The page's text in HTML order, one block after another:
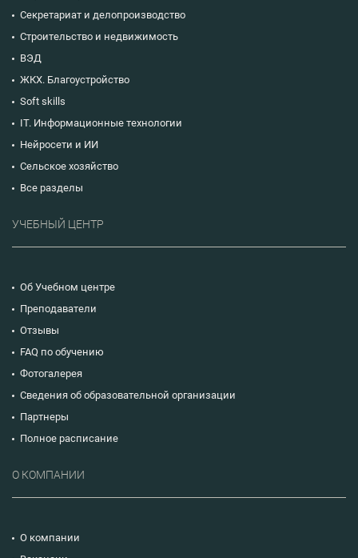
Секретариат и делопроизводство
Строительство и недвижимость
ВЭД
ЖКХ. Благоустройство
Soft skills
IT. Информационные технологии
Нейросети и ИИ
Сельское хозяйство
Все разделы
УЧЕБНЫЙ ЦЕНТР
Об Учебном центре
Преподаватели
Отзывы
FAQ по обучению
Фотогалерея
Сведения об образовательной организации
Партнеры
Полное расписание
О КОМПАНИИ
О компании